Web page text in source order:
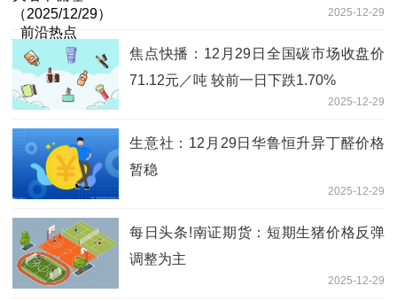
2025-12-29
焦点快播：12月29日全国碳市场收盘价
71.12元／吨 较前一日下跌1.70%
2025-12-29
生意社：12月29日华鲁恒升异丁醛价格
暂稳
2025-12-29
每日头条!南证期货：短期生猪价格反弹
调整为主
2025-12-29